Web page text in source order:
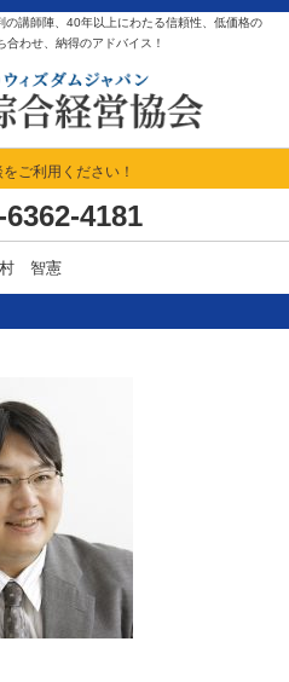
講師陣、40年以上にわたる信頼性、低価格の
わせ、納得のアドバイス！
ご利用ください！
6362-4181
村 智憲